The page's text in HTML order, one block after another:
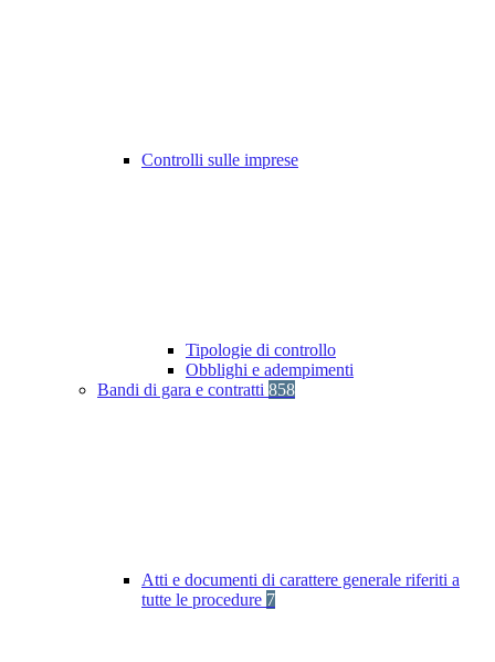
Controlli sulle imprese
Tipologie di controllo
Obblighi e adempimenti
Bandi di gara e contratti 858
Atti e documenti di carattere generale riferiti a
tutte le procedure 7